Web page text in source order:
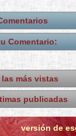
Comentario:
más vistas
publicadas
versión de